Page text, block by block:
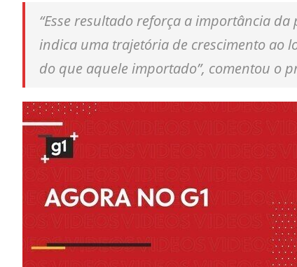
“Esse resultado reforça a importância
indica uma trajetória de crescimento ao
do que aquele importado”, comentou o